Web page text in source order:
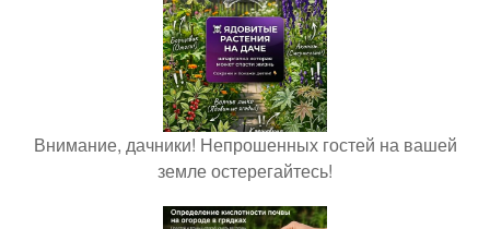
Внимание, дачники! Непрошенных гостей на вашей
земле остерегайтесь!